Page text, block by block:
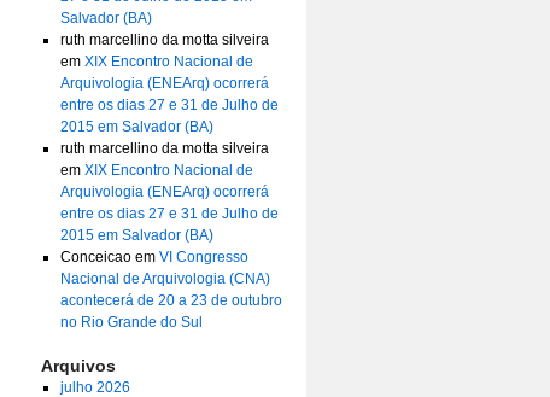
Salvador (BA)
ruth marcellino da motta silveira
em XIX Encontro Nacional de
Arquivologia (ENEArq) ocorrerá
entre os dias 27 e 31 de Julho de
2015 em Salvador (BA)
ruth marcellino da motta silveira
em XIX Encontro Nacional de
Arquivologia (ENEArq) ocorrerá
entre os dias 27 e 31 de Julho de
2015 em Salvador (BA)
Conceicaoem VI Congresso
Nacional de Arquivologia (CNA)
acontecerá de 20 a 23 de outubro
no Rio Grande do Sul
Arquivos
julho 2026